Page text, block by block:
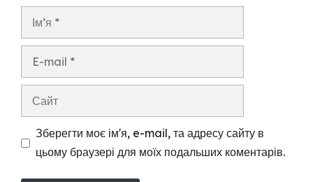
Ім’я
Сайт
Зберегти моє ім'я, e-mail, та адресу сайту в
цьому браузері для моїх подальших коментарів.